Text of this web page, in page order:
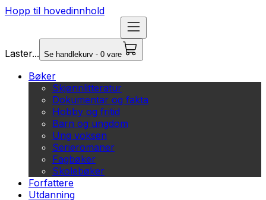
Hopp til hovedinnhold
Laster... Se handlekurv - 0 vare
Bøker
Skjønnlitteratur
Dokumentar og fakta
Hobby og fritid
Barn og ungdom
Ung voksen
Serieromaner
Fagbøker
Skolebøker
Forfattere
Utdanning